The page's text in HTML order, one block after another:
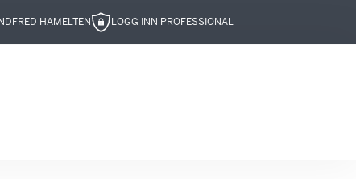
FRED HAMELTEN LOGG INN PROFESSIONAL